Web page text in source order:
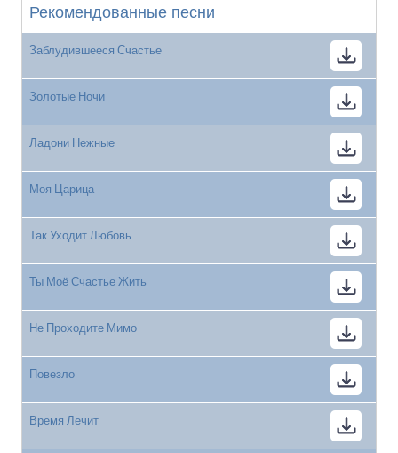
Рекомендованные песни
Заблудившееся Счастье
Золотые Ночи
Ладони Нежные
Моя Царица
Так Уходит Любовь
Ты Моё Счастье Жить
Не Проходите Мимо
Повезло
Время Лечит